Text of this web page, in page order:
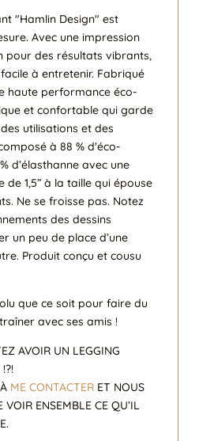
"Hamlin Design" est
Avec une impression
pour des résultats vibrants,
à entretenir. Fabriqué
haute performance éco-
et confortable qui garde
utilisations et des
à 88 % d'éco-
d’élasthanne avec une
de 1,5” à la taille qui épouse
Ne se froisse pas. Notez
des dessins
un peu de place d’une
Produit conçu et cousu
que ce soit pour faire du
avec ses amis !
AVOIR UN LEGGING
ME CONTACTERET NOUS
VOIR ENSEMBLE CE QU’IL